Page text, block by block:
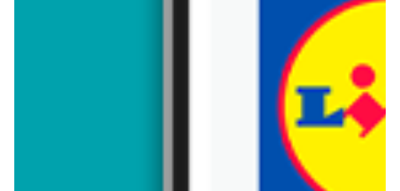
Trafiłeś na nieaktualną gazetkę
Zobacz aktualne gazetki Blix!